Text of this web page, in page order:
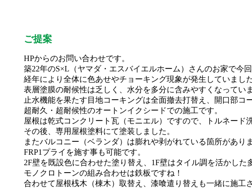
ご提案
HPからのお問い合わせです。
築22年のS×L（ヤマダ・エスバイエルホーム）さんのお家で今
経年により全体に色あせやチョーキング現象が発生していました
表層塗膜の耐候性は乏しく、水分を多分に含みやすくなっていま
止水機能を果たす目地コーキングは全面撤去打替え、開口部コ
超耐久・超耐候性のオートンイクシードでの施工です。
屋根は乾式コンクリート瓦（モニエル）ですので、トルネード
その後、専用屋根塗料にて塗装しました。
またバルコニー（ベランダ）は膨れや剥がれている箇所があり
FRP1プライを施す事も可能です。
2F壁を既設色に合わせた塗り替え、1F壁はタイル調を活かした
モノクロトーンの組み合わせは鉄板ですね！
合わせて屋根桟木（棟木）取替え、漆喰遣り替えも一緒に施工